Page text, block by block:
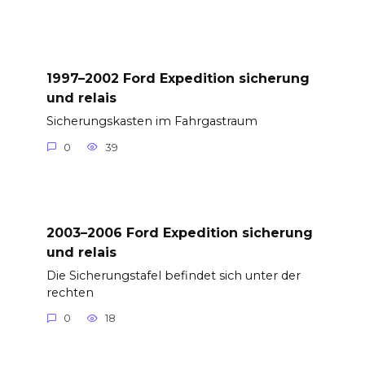
1997–2002 Ford Expedition sicherung
und relais
Sicherungskasten im Fahrgastraum
0 39
2003–2006 Ford Expedition sicherung
und relais
Die Sicherungstafel befindet sich unter der
rechten
0 18